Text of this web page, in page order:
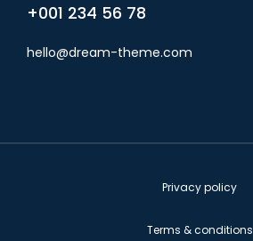
+001 234 56 78
hello@dream-theme.com
Privacy policy
Terms & conditions